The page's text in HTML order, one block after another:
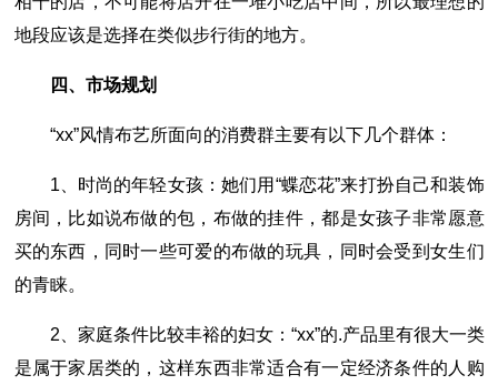
地段应该是选择在类似步行街的地方。
四、市场规划
“xx”风情布艺所面向的消费群主要有以下几个群体：
1、时尚的年轻女孩：她们用“蝶恋花”来打扮自己和装饰
房间，比如说布做的包，布做的挂件，都是女孩子非常愿意
买的东西，同时一些可爱的布做的玩具，同时会受到女生们
的青睐。
2、家庭条件比较丰裕的妇女：“xx”的.产品里有很大一类
是属于家居类的，这样东西非常适合有一定经济条件的人购